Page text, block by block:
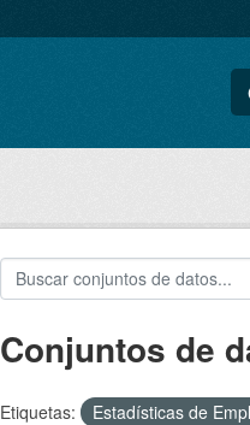
Conjuntos de
Etiquetas: Estadísticas de